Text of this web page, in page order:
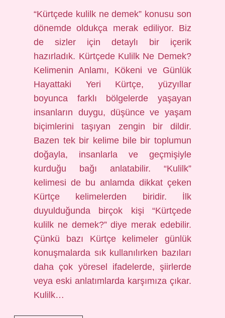
“Kürtçede kulilk ne demek” konusu son
dönemde oldukça merak ediliyor. Biz
de sizler için detaylı bir içerik
hazırladık. Kürtçede Kulilk Ne Demek?
Kelimenin Anlamı, Kökeni ve Günlük
Hayattaki Yeri Kürtçe, yüzyıllar
boyunca farklı bölgelerde yaşayan
insanların duygu, düşünce ve yaşam
biçimlerini taşıyan zengin bir dildir.
Bazen tek bir kelime bile bir toplumun
doğayla, insanlarla ve geçmişiyle
kurduğu bağı anlatabilir. “Kulilk”
kelimesi de bu anlamda dikkat çeken
Kürtçe kelimelerden biridir. İlk
duyulduğunda birçok kişi “Kürtçede
kulilk ne demek?” diye merak edebilir.
Çünkü bazı Kürtçe kelimeler günlük
konuşmalarda sık kullanılırken bazıları
daha çok yöresel ifadelerde, şiirlerde
veya eski anlatımlarda karşımıza çıkar.
Kulilk…